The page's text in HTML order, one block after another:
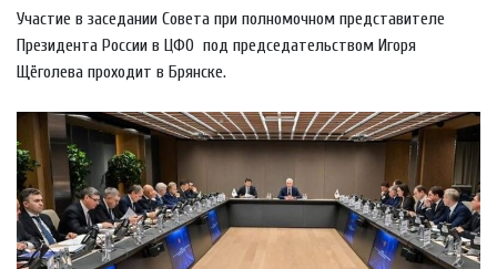
Участие в заседании Совета при полномочном представителе
Президента России в ЦФО под председательством Игоря
Щёголева проходит в Брянске.